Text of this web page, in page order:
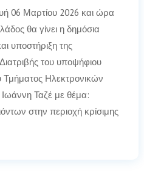
06 Μαρτίου 2026 και ώρα
θα γίνει η δημόσια
υποστήριξη της
του υποψήφιου
Τμήματος Ηλεκτρονικών
Ταζέ με θέμα:
στην περιοχή κρίσιμης